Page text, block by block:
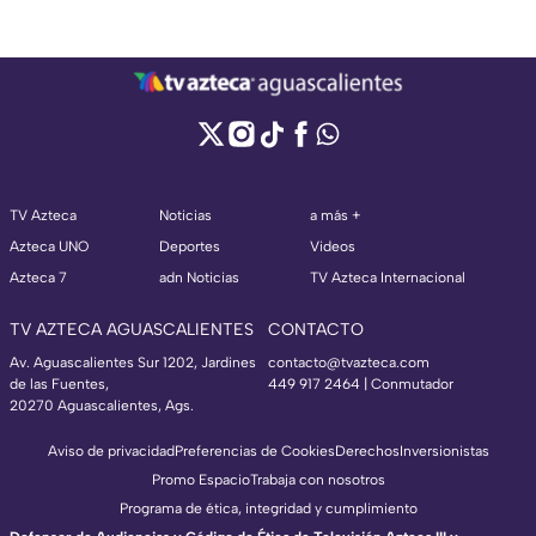
TV Azteca
Azteca UNO
Azteca 7
Noticias
Deportes
adn Noticias
a más +
Videos
TV Azteca Internacional
TV AZTECA AGUASCALIENTES
Av. Aguascalientes Sur 1202, Jardines
de las Fuentes,
20270 Aguascalientes, Ags.
CONTACTO
contacto@tvazteca.com
449 917 2464 | Conmutador
Aviso de privacidadPreferencias de CookiesDerechosInversionistas
Promo EspacioTrabaja con nosotros
Programa de ética, integridad y cumplimiento